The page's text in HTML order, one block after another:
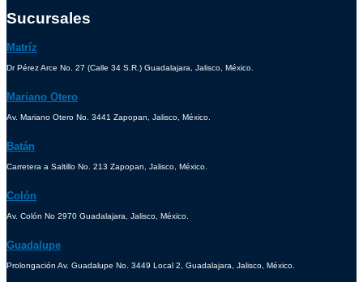
Sucursales
Matríz
Dr Pérez Arce No. 27 (Calle 34 S.R.) Guadalajara, Jalisco, México.
Mariano Otero
Av. Mariano Otero No. 3441 Zapopan, Jalisco, México.
Batán
Carretera a Saltillo No. 213 Zapopan, Jalisco, México.
Colón
Av. Colón No 2970 Guadalajara, Jalisco, México.
Guadalupe
Prolongación Av. Guadalupe No. 3449 Local 2, Guadalajara, Jalisco, México.